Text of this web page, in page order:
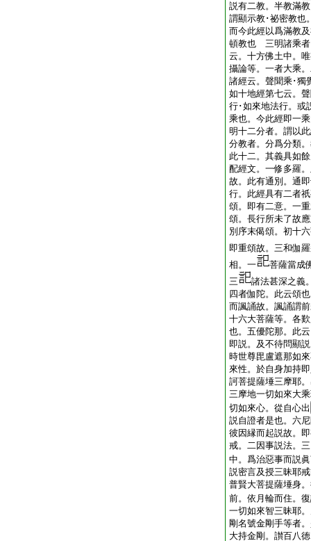
説有二教。半教滿
謂顯示教･祕密教也
而今此經以爲滿教
頓教也 三明諸乘者
云。十方佛土中。
攝論等。一者大乘
諸經云。聲聞乘･獨
如十地經第七云。
行･如來地法行。或
乘也。今此經即一
明十二分者。謂以
分教者。分爲分類
此十二。其義具如
配經文。一修多羅
故。此有通別。通
行。此經具有二者
頌。即有二意。一
頌。長行所未了故
別序末偈頌。初十
即重頌故。三和伽
相。一
菩薩當成
三
諸法甚深之義
四者伽陀。此云頌
而諷誦故。諷誦謂
十六大菩薩等。各
也。五優陀那。此
即説。及不待問顯
時世尊毘盧遮那如
來性。於自身加持
訶菩提薩埵三摩耶
三摩地一切如來大
切如來心。從自心出
説自證者是也。六
彼因縁而起説故。
戒。二因事説法。
中。爲治惡事而説
説密言及授三昧耶
普賢大菩提薩埵身
前。依月輪而住。
一切如來智三昧耶
剛名號金剛手等者
大持金剛。讃百八